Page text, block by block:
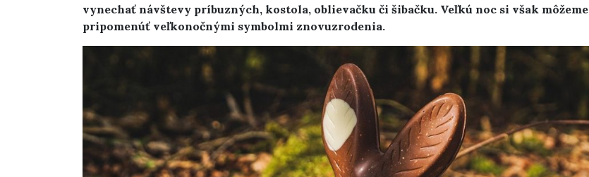
vynechať návštevy príbuzných, kostola, oblievačku či šibačku. Veľkú noc si však môžeme
pripomenúť veľkonočnými symbolmi znovuzrodenia.